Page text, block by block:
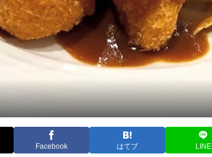
Facebook はてブ LINE